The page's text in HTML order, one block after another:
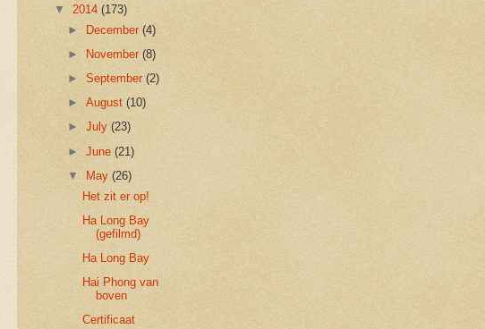
▼ 2014 (173)
► December(4)
►
November(8)
►September(2)
►August(10)
►July(23)
►June(21)
▼
May(26)
Het zit er op!
Ha Long Bay
(gefilmd)
Ha Long Bay
Hai Phong van
boven
Certificaat